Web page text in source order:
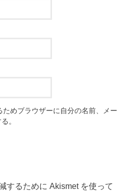
めブラウザーに自分の名前、メー
。
するために Akismet を使って